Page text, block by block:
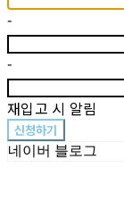
-
-
재입고 시 알림
신청하기
네이버 블로그